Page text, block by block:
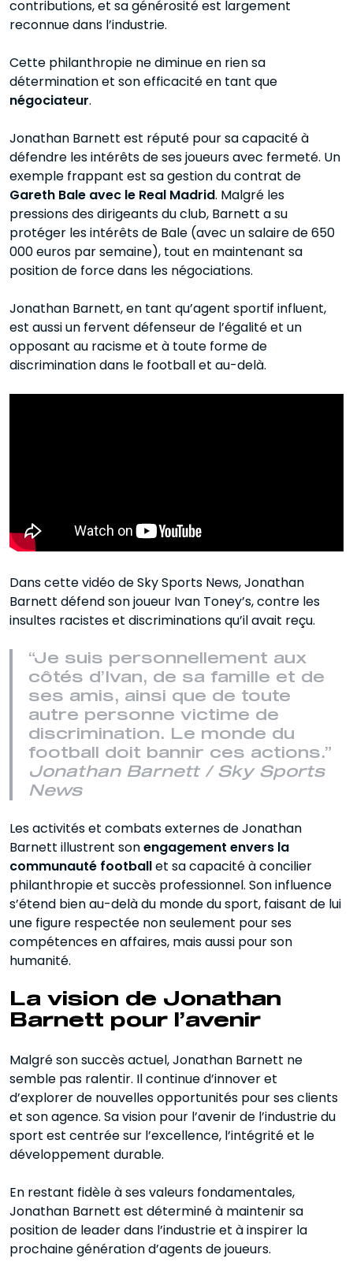
contributions, et sa générosité est largement
reconnue dans l’industrie.
Cette philanthropie ne diminue en rien sa
détermination et son efficacité en tant que
négociateur.
Jonathan Barnett est réputé pour sa capacité à
défendre les intérêts de ses joueurs avec fermeté. Un
exemple frappant est sa gestion du contrat de
Gareth Bale avec le Real Madrid. Malgré les
pressions des dirigeants du club, Barnett a su
protéger les intérêts de Bale (avec un salaire de 650
000 euros par semaine), tout en maintenant sa
position de force dans les négociations.
Jonathan Barnett, en tant qu’agent sportif influent,
est aussi un fervent défenseur de l’égalité et un
opposant au racisme et à toute forme de
discrimination dans le football et au-delà.
Dans cette vidéo de Sky Sports News, Jonathan
Barnett défend son joueur Ivan Toney’s, contre les
insultes racistes et discriminations qu’il avait reçu.
“Je suis personnellement aux
côtés d’Ivan, de sa famille et de
ses amis, ainsi que de toute
autre personne victime de
discrimination. Le monde du
football doit bannir ces actions.”
Jonathan Barnett / Sky Sports
News
Les activités et combats externes de Jonathan
Barnett illustrent sonengagement envers la
communauté footballet sa capacité à concilier
philanthropie et succès professionnel. Son influence
s’étend bien au-delà du monde du sport, faisant de lui
une figure respectée non seulement pour ses
compétences en affaires, mais aussi pour son
humanité.
La vision de Jonathan
Barnett pour l’avenir
Malgré son succès actuel, Jonathan Barnett ne
semble pas ralentir. Il continue d’innover et
d’explorer de nouvelles opportunités pour ses clients
et son agence. Sa vision pour l’avenir de l’industrie du
sport est centrée sur l’excellence, l’intégrité et le
développement durable.
En restant fidèle à ses valeurs fondamentales,
Jonathan Barnett est déterminé à maintenir sa
position de leader dans l’industrie et à inspirer la
prochaine génération d’agents de joueurs.